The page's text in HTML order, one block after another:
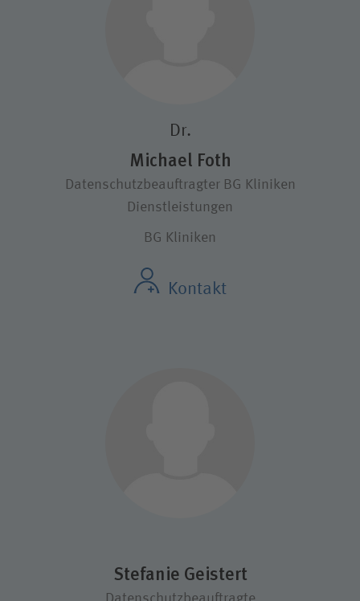
Dr.
Michael Foth
Datenschutzbeauftragter BG Kliniken
Dienstleistungen
BG Kliniken
Kontakt
Stefanie Geistert